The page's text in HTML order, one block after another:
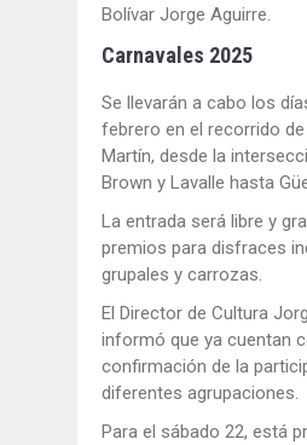
Bolívar Jorge Aguirre.
Carnavales 2025
Se llevarán a cabo los
febrero en el recorrido de
Martín, desde la
Brown y Lavalle hasta
La entrada será libre y
premios para disfraces
grupales y carrozas.
El Director de Cultura
informó que ya cuentan
confirmación de la
diferentes agrupaciones.
Para el sábado 22, está